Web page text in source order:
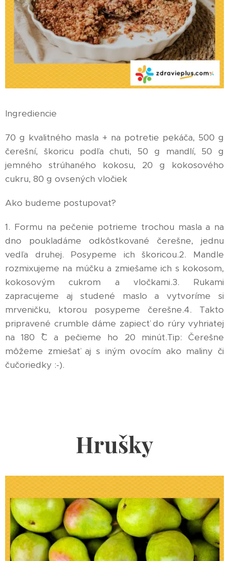
Ingrediencie
70 g kvalitného masla + na potretie pekáča, 500 g
čerešní, škoricu podľa chuti, 50 g mandlí, 50 g
jemného strúhaného kokosu, 20 g kokosového
cukru, 80 g ovsených vločiek
Ako budeme postupovať?
1. Formu na pečenie potrieme trochou masla a na
dno poukladáme odkôstkované čerešne, jednu
vedľa druhej. Posypeme ich škoricou.2. Mandle
rozmixujeme na múčku a zmiešame ich s kokosom,
kokosovým cukrom a vločkami.3. Rukami
zapracujeme aj studené maslo a vytvoríme si
mrveničku, ktorou posypeme čerešne.4. Takto
pripravené crumble dáme zapiecť do rúry vyhriatej
na 180 ˚C a pečieme ho 20 minút.Tip: Čerešne
môžeme zmiešať aj s iným ovocím ako maliny či
čučoriedky :-).
Hrušky